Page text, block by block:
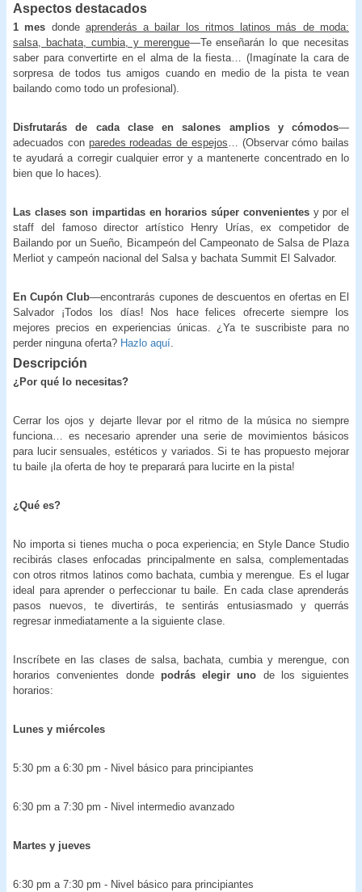
Aspectos destacados
1 mes donde aprenderás a bailar los ritmos latinos más de moda:
salsa, bachata, cumbia, y merengue—Te enseñarán lo que necesitas
saber para convertirte en el alma de la fiesta… (Imagínate la cara de
sorpresa de todos tus amigos cuando en medio de la pista te vean
bailando como todo un profesional).
Disfrutarás de cada clase en salones amplios y cómodos—
adecuados con paredes rodeadas de espejos … (Observar cómo bailas
te ayudará a corregir cualquier error y a mantenerte concentrado en lo
bien que lo haces).
Las clases son impartidas en horarios súper convenientesy por el
staff del famoso director artístico Henry Urías, ex competidor de
Bailando por un Sueño, Bicampeón del Campeonato de Salsa de Plaza
Merliot y campeón nacional del Salsa y bachata Summit El Salvador.
En Cupón Club—encontrarás cupones de descuentos en ofertas en El
Salvador ¡Todos los días! Nos hace felices ofrecerte siempre los
mejores precios en experiencias únicas. ¿Ya te suscribiste para no
perder ninguna oferta? Hazlo aquí
Descripción
¿Por qué lo necesitas?
Cerrar los ojos y dejarte llevar por el ritmo de la música no siempre
funciona… es necesario aprender una serie de movimientos básicos
para lucir sensuales, estéticos y variados. Si te has propuesto mejorar
tu baile ¡la oferta de hoy te preparará para lucirte en la pista!
¿Qué es?
No importa si tienes mucha o poca experiencia; en Style Dance Studio
recibirás clases enfocadas principalmente en salsa, complementadas
con otros ritmos latinos como bachata, cumbia y merengue. Es el lugar
ideal para aprender o perfeccionar tu baile. En cada clase aprenderás
pasos nuevos, te divertirás, te sentirás entusiasmado y querrás
regresar inmediatamente a la siguiente clase.
Inscríbete en las clases de salsa, bachata, cumbia y merengue, con
horarios convenientes donde podrás elegir uno de los siguientes
horarios:
Lunes y miércoles
5:30 pm a 6:30 pm - Nivel básico para principiantes
6:30 pm a 7:30 pm - Nivel intermedio avanzado
Martes y jueves
6:30 pm a 7:30 pm - Nivel básico para principiantes